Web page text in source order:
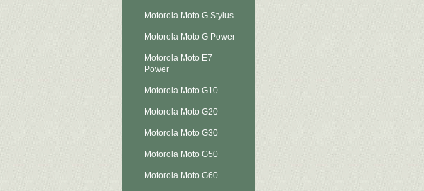
Motorola Moto G Stylus
Motorola Moto G Power
Motorola Moto E7
Power
Motorola Moto G10
Motorola Moto G20
Motorola Moto G30
Motorola Moto G50
Motorola Moto G60